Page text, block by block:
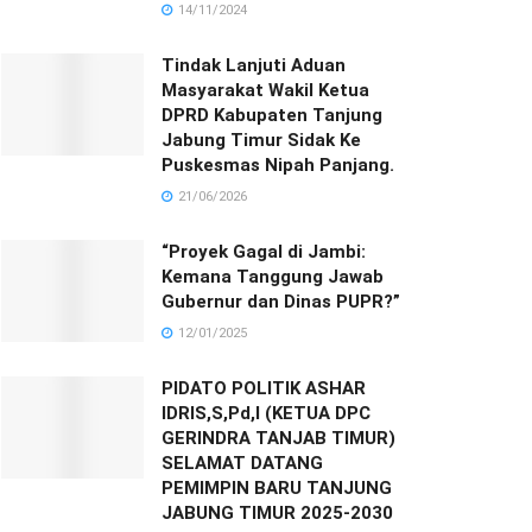
14/11/2024
Tindak Lanjuti Aduan
Masyarakat Wakil Ketua
DPRD Kabupaten Tanjung
Jabung Timur Sidak Ke
Puskesmas Nipah Panjang.
21/06/2026
“Proyek Gagal di Jambi:
Kemana Tanggung Jawab
Gubernur dan Dinas PUPR?”
12/01/2025
PIDATO POLITIK ASHAR
IDRIS,S,Pd,I (KETUA DPC
GERINDRA TANJAB TIMUR)
SELAMAT DATANG
PEMIMPIN BARU TANJUNG
JABUNG TIMUR 2025-2030